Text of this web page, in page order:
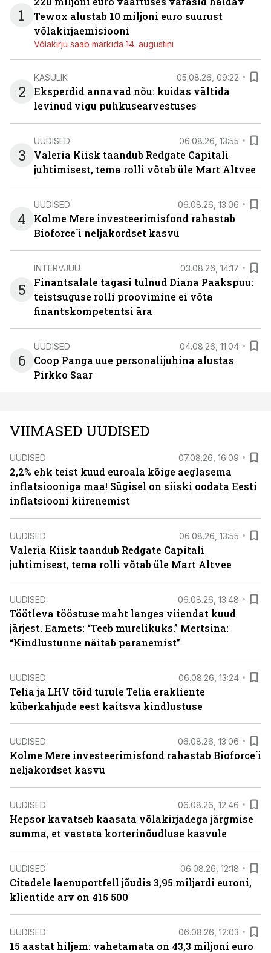
1
Tewox alustab 10 miljoni euro suurust
võlakirjaemisiooni
Võlakirju saab märkida 14. augustini
2
KASULIK 05.08.26, 09:22
Eksperdid annavad nõu: kuidas vältida
levinud vigu puhkusearvestuses
3
UUDISED 06.08.26, 13:55
Valeria Kiisk taandub Redgate Capitali
juhtimisest, tema rolli võtab üle Mart Altvee
4
UUDISED 06.08.26, 13:06
Kolme Mere investeerimisfond rahastab
Bioforce´i neljakordset kasvu
5
INTERVJUU 03.08.26, 14:17
Finantsalale tagasi tulnud Diana Paakspuu:
teistsuguse rolli proovimine ei võta
finantskompetentsi ära
6
UUDISED 04.08.26, 11:04
Coop Panga uue personalijuhina alustas
Pirkko Saar
VIIMASED UUDISED
UUDISED 07.08.26, 16:09
2,2% ehk teist kuud euroala kõige aeglasema
inflatsiooniga maa! Sügisel on siiski oodata Eesti
inflatsiooni kiirenemist
UUDISED 06.08.26, 13:55
Valeria Kiisk taandub Redgate Capitali
juhtimisest, tema rolli võtab üle Mart Altvee
UUDISED 06.08.26, 13:48
Töötleva tööstuse maht langes viiendat kuud
järjest. Eamets: “Teeb murelikuks.” Mertsina:
“Kindlustunne näitab paranemist”
UUDISED 06.08.26, 13:24
Telia ja LHV tõid turule Telia erakliente
küberkahjude eest kaitsva kindlustuse
UUDISED 06.08.26, 13:06
Kolme Mere investeerimisfond rahastab Bioforce´i
neljakordset kasvu
UUDISED 06.08.26, 12:46
Hepsor kavatseb kaasata võlakirjadega järgmise
summa, et vastata korterinõudluse kasvule
UUDISED 06.08.26, 12:18
Citadele laenuportfell jõudis 3,95 miljardi euroni,
klientide arv on 415 500
UUDISED 06.08.26, 12:03
15 aastat hiljem: vahetamata on 43,3 miljoni euro